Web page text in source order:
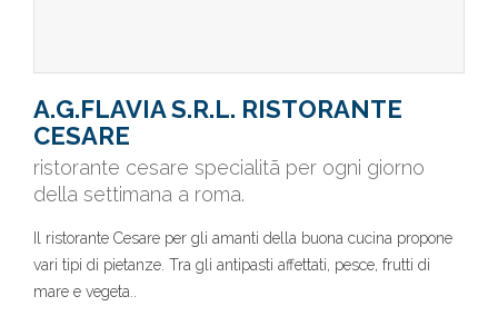
A.G.FLAVIA S.R.L. RISTORANTE
CESARE
ristorante cesare specialitã per ogni giorno
della settimana a roma.
Il ristorante Cesare per gli amanti della buona cucina propone
vari tipi di pietanze. Tra gli antipasti affettati, pesce, frutti di
mare e vegeta..